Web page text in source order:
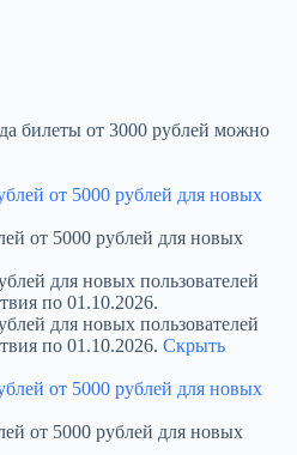
билеты от 3000 рублей можно
от 5000 рублей для новых
для новых пользователей
по 01.10.2026.
для новых пользователей
по 01.10.2026. Скрыть
от 5000 рублей для новых